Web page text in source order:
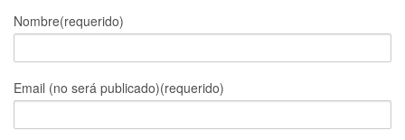
Nombre(requerido)
Email (no será publicado)(requerido)